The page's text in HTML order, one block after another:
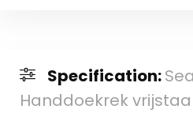
Specification:
Handdoekrek